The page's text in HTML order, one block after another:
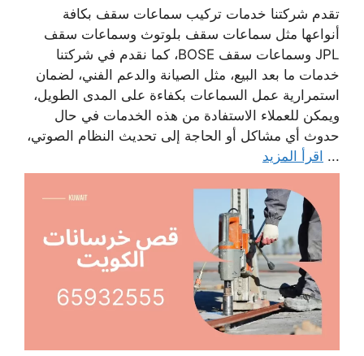
تقدم شركتنا خدمات تركيب سماعات سقف بكافة
أنواعها مثل سماعات سقف بلوتوث وسماعات سقف
JPL وسماعات سقف BOSE، كما نقدم في شركتنا
خدمات ما بعد البيع، مثل الصيانة والدعم الفني، لضمان
استمرارية عمل السماعات بكفاءة على المدى الطويل،
ويمكن للعملاء الاستفادة من هذه الخدمات في حال
حدوث أي مشاكل أو الحاجة إلى تحديث النظام الصوتي،
... اقرأ المزيد